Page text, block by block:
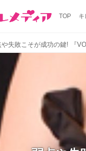
TOP キ